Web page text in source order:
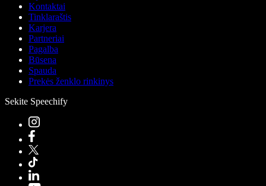
Kontaktai
Tinklaraštis
Karjera
Partneriai
Pagalba
Būsena
Spauda
Prekės ženklo rinkinys
Sekite Speechify